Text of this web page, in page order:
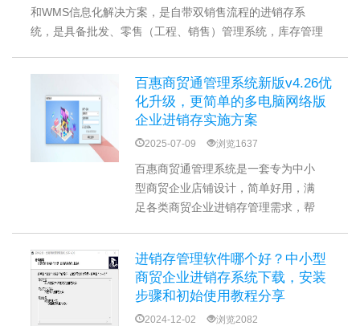
和WMS信息化解决方案，是自带双销售流程的进销存系
统，是具备批发、零售（工程、销售）管理系统，库存管理
百惠商贸通管理系统新版v4.26优
化升级，更简单的多电脑网络版
企业进销存实施方案
2025-07-09 浏览1637
百惠商贸通管理系统是一套专为中小
型商贸企业店铺设计，简单好用，满
足各类商贸企业进销存管理需求，帮
程规范化的管理工具，实现采购、仓
库、销售送货等业务进行一体化综合
管理
进销存管理软件哪个好？中小型
商贸企业进销存系统下载，安装
步骤和初始使用教程分享
2024-12-02 浏览2082